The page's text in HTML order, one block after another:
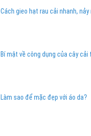
Cách gieo hạt rau cải nhanh,
Bí mật về công dụng của cây cải
Làm sao để mặc đẹp với áo da?